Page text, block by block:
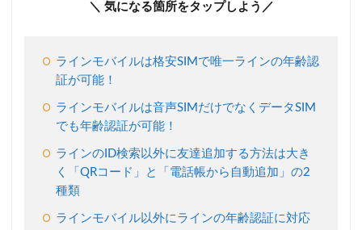
る！
2.1
のID
検索
は？
2.2
多く
＼ 気になる箇所をタップしよう／
ラインモバイルは格安SIMで唯一ラインの年齢認
証が可能！
ラインモバイルは音声SIMだけでなくデータSIM
でも年齢認証が可能！
ラインのID検索以外に友達追加する方法は大き
く「QRコード」と「電話帳から自動追加」の2
種類
ラインモバイル以外にラインの年齢認証に対応